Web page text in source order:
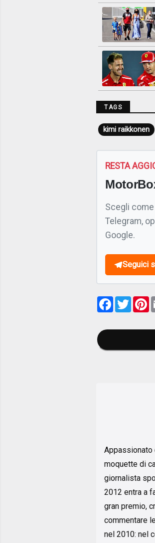
TAGS
kimi raikkonen
RESTA
Scegli
Telegram,
Google.
Seguici
Appassionato
moquette di
giornalista
2012 entra a
gran premio,
commentare
nel 2010: nel